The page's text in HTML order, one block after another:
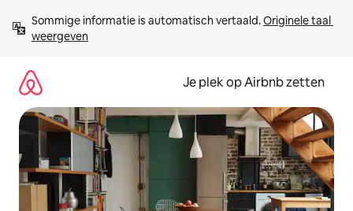
direct
naar
Sommige informatie is automatisch vertaald. Originele taal
weergeven
Je plek op Airbnb zetten